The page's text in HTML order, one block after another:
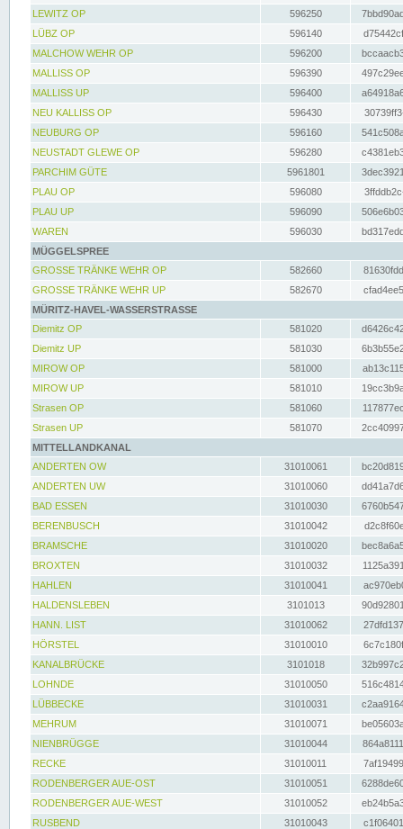
LEWITZ OP
596250
LÜBZ OP
596140
MALCHOW WEHR OP
596200
MALLISS OP
596390
MALLISS UP
596400
NEU KALLISS OP
596430
NEUBURG OP
596160
NEUSTADT GLEWE OP
596280
PARCHIM GÜTE
5961801
PLAU OP
596080
PLAU UP
596090
WAREN
596030
MÜGGELSPREE
GROSSE TRÄNKE WEHR OP
582660
GROSSE TRÄNKE WEHR UP
582670
MÜRITZ-HAVEL-WASSERSTRASSE
Diemitz OP
581020
Diemitz UP
581030
MIROW OP
581000
MIROW UP
581010
Strasen OP
581060
Strasen UP
581070
MITTELLANDKANAL
ANDERTEN OW
31010061
ANDERTEN UW
31010060
BAD ESSEN
31010030
BERENBUSCH
31010042
BRAMSCHE
31010020
BROXTEN
31010032
HAHLEN
31010041
HALDENSLEBEN
3101013
HANN. LIST
31010062
HÖRSTEL
31010010
KANALBRÜCKE
3101018
LOHNDE
31010050
LÜBBECKE
31010031
MEHRUM
31010071
NIENBRÜGGE
31010044
RECKE
31010011
RODENBERGER AUE-OST
31010051
RODENBERGER AUE-WEST
31010052
RUSBEND
31010043